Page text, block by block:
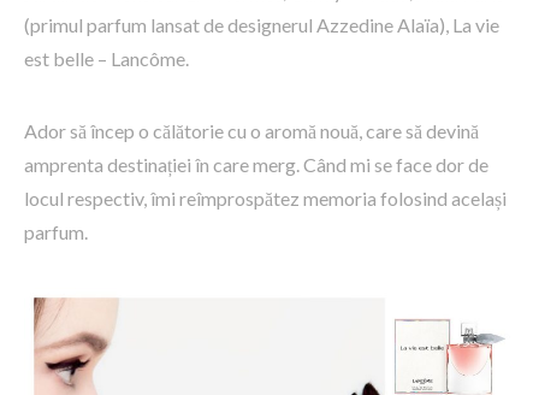
(primul parfum lansat de designerul Azzedine Alaïa), La vie
est belle – Lancôme.
Ador să încep o călătorie cu o aromă nouă, care să devină
amprenta destinației în care merg. Când mi se face dor de
locul respectiv, îmi reîmprospătez memoria folosind același
parfum.